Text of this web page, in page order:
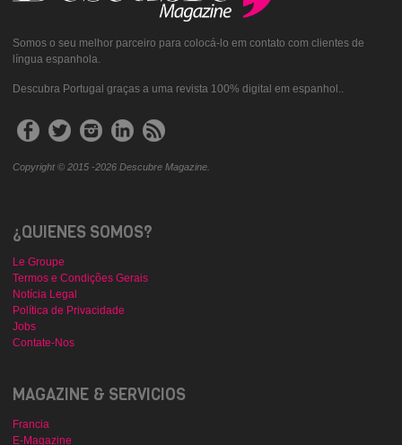
Somos o seu melhor parceiro para colocá-lo em contato com clientes de
língua espanhola.
Descubra Portugal graças a uma revista 100% digital em espanhol..
Copyright © 2015 -2026 Descubre Magazine.
¿QUIENES SOMOS?
Le Groupe
Termos e Condições Gerais
Notícia Legal
Política de Privacidade
Jobs
Contate-Nos
MAGAZINE & SERVICIOS
Francia
E-Magazine